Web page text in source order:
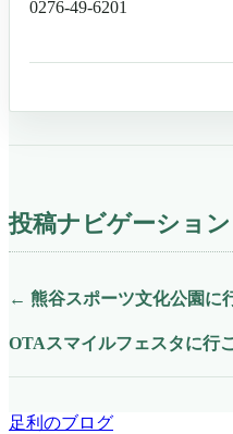
0276-49-6201
投稿ナビゲーション
← 熊谷スポーツ文化公園に
OTAスマイルフェスタに行
足利のブログ